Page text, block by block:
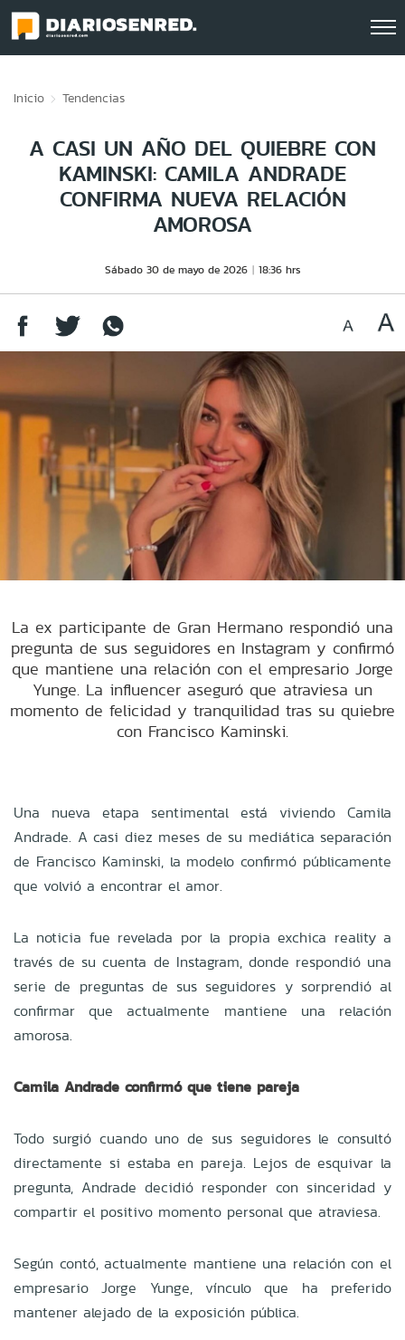
Inicio Tendencias
A CASI UN AÑO DEL QUIEBRE CON
KAMINSKI: CAMILA ANDRADE
CONFIRMA NUEVA RELACIÓN
AMOROSA
Sábado 30 de mayo de 2026 18:36 hrs
La ex participante de Gran Hermano respondió una
pregunta de sus seguidores en Instagram y confirmó
que mantiene una relación con el empresario Jorge
Yunge. La influencer aseguró que atraviesa un
momento de felicidad y tranquilidad tras su quiebre
con Francisco Kaminski.
Una nueva etapa sentimental está viviendo Camila
Andrade. A casi diez meses de su mediática separación
de Francisco Kaminski, la modelo confirmó públicamente
que volvió a encontrar el amor.
La noticia fue revelada por la propia exchica reality a
través de su cuenta de Instagram, donde respondió una
serie de preguntas de sus seguidores y sorprendió al
confirmar que actualmente mantiene una relación
amorosa.
Camila Andrade confirmó que tiene pareja
Todo surgió cuando uno de sus seguidores le consultó
directamente si estaba en pareja. Lejos de esquivar la
pregunta, Andrade decidió responder con sinceridad y
compartir el positivo momento personal que atraviesa.
Según contó, actualmente mantiene una relación con el
empresario Jorge Yunge, vínculo que ha preferido
mantener alejado de la exposición pública.